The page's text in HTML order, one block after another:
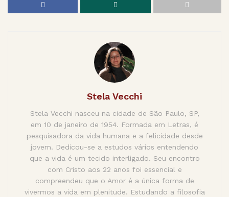
Stela Vecchi
Stela Vecchi nasceu na cidade de São Paulo, SP,
em 10 de janeiro de 1954. Formada em Letras, é
pesquisadora da vida humana e a felicidade desde
jovem. Dedicou-se a estudos vários entendendo
que a vida é um tecido interligado. Seu encontro
com Cristo aos 22 anos foi essencial e
compreendeu que o Amor é a única forma de
vivermos a vida em plenitude. Estudando a filosofia